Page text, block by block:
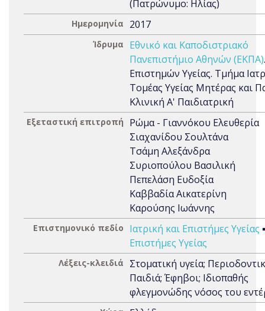
(Πατρώνυμο: Ηλίας)
Ημερομηνία 2017
Ίδρυμα
Εθνικό και Καποδιστριακό
Πανεπιστήμιο Αθηνών (ΕΚΠΑ)
Επιστημών Υγείας. Τμήμα
Τομέας Υγείας Μητέρας και
Κλινική Α' Παιδιατρική
Εξεταστική επιτροπή
Ρώμα - Γιαννόκου Ελευθερία
Σιαχανίδου Σουλτάνα
Τσάμη Αλεξάνδρα
Συριοπούλου Βασιλική
Πεπελάση Ευδοξία
Καββαδία Αικατερίνη
Καρούσης Ιωάννης
Επιστημονικό πεδίο Ιατρική και Επιστήμες Υγείας
Επιστήμες Υγείας
Λέξεις-κλειδιά
Στοματική υγεία;
Παιδιά; Έφηβοι; Ιδιοπαθής
φλεγμονώδης νόσος του